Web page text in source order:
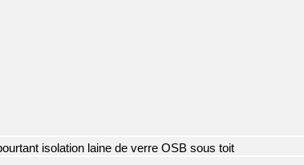
isolation laine de verre OSB sous toit